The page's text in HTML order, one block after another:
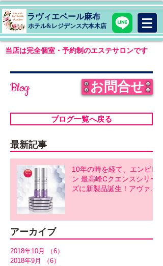
ラヴィエベール麻布
​ホテル&レジデンス六本木店
当店は完全個室・予約制のエステサロンです
Blog お問合せ
ブログ一覧へ戻る
最新記事
10年の時を経て、エンビロ
ン 最高峰Cクエンスシリー
ズに新製品誕生！アヴァン
アーカイブ
2018年10月 （6）
2018年9月
（6）